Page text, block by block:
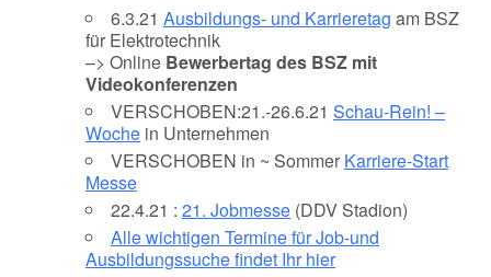
6.3.21 Ausbildungs- und Karrieretag am BSZ
für Elektrotechnik
–> Online Bewerbertag des BSZ mit
Videokonferenzen
VERSCHOBEN:21.-26.6.21 Schau-Rein! –
Woche in Unternehmen
VERSCHOBEN in ~ Sommer Karriere-Start
Messe
22.4.21 : 21. Jobmesse (DDV Stadion)
Alle wichtigen Termine für Job-und
Ausbildungssuche findet Ihr hier